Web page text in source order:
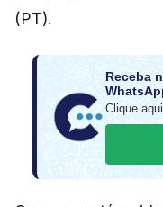
(PT).
Receba
Clique